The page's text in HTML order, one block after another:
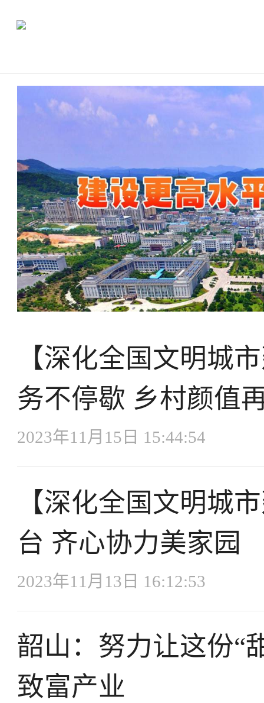
【深化全国文明城
务不停歇 乡村颜值
2023年11月15日 15:44:54
【深化全国文明城
台 齐心协力美家园
2023年11月13日 16:12:53
韶山：努力让这份“
致富产业